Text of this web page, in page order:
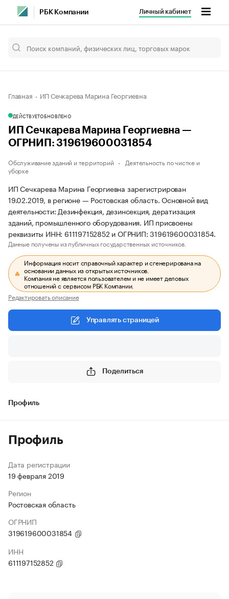
РБК Компании Личный кабинет
Главная ИП Сечкарева Марина Георгиевна
ДЕЙСТВУЕТОБНОВЛЕНО
ИП Сечкарева Марина Георгиевна —
ОГРНИП: 319619600031854
Обслуживание зданий и территорий
Деятельность по чистке и
уборке
ИП Сечкарева Марина Георгиевна зарегистрирован
19.02.2019, в регионе — Ростовская область. Основной вид
деятельности: Дезинфекция, дезинсекция, дератизация
зданий, промышленного оборудования. ИП присвоены
реквизиты ИНН: 611197152852 и ОГРНИП: 319619600031854.
Данные получены из публичных государственных источников.
Информация носит справочный характер и сгенерирована на
основании данных из открытых источников.
Компания не является пользователем и не имеет деловых
отношений с сервисом РБК Компании.
Редактировать описание
Управлять страницей
Поделиться
Профиль
Профиль
Дата регистрации
19 февраля 2019
Регион
Ростовская область
ОГРНИП
319619600031854
ИНН
611197152852